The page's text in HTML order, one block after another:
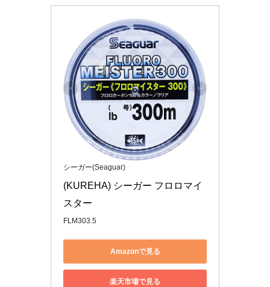
シーガー(Seaguar)
(KUREHA) シーガー フロロマイ
スター
FLM303.5
Amazonで見る
楽天市場で見る